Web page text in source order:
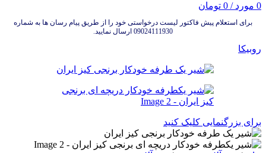
0 مورد /
0 تومان
برای استعلام پیش فاکتور لیست درخواستی خود را از طریق پیام رسان ها به شماره
09024111930 ارسال نمایید.
روبیکا
برای بزرگنمایی کلیک کنید